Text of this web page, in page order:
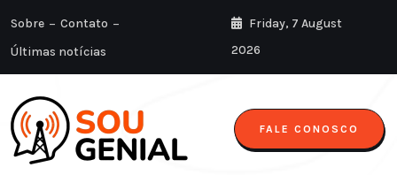
Sobre
Contato
Últimas notícias
Friday, 7 August
2026
FALE CONOSCO